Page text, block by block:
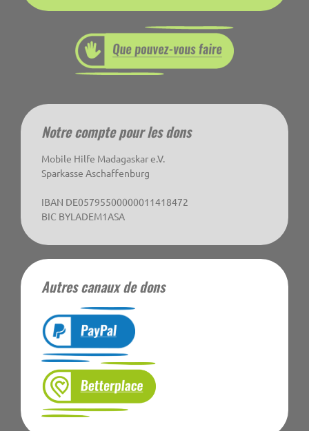
Notre compte pour les dons
Mobile Hilfe Madagaskar e.V.
Sparkasse Aschaffenburg
IBAN DE05795500000011418472
BIC BYLADEM1ASA
Autres canaux de dons